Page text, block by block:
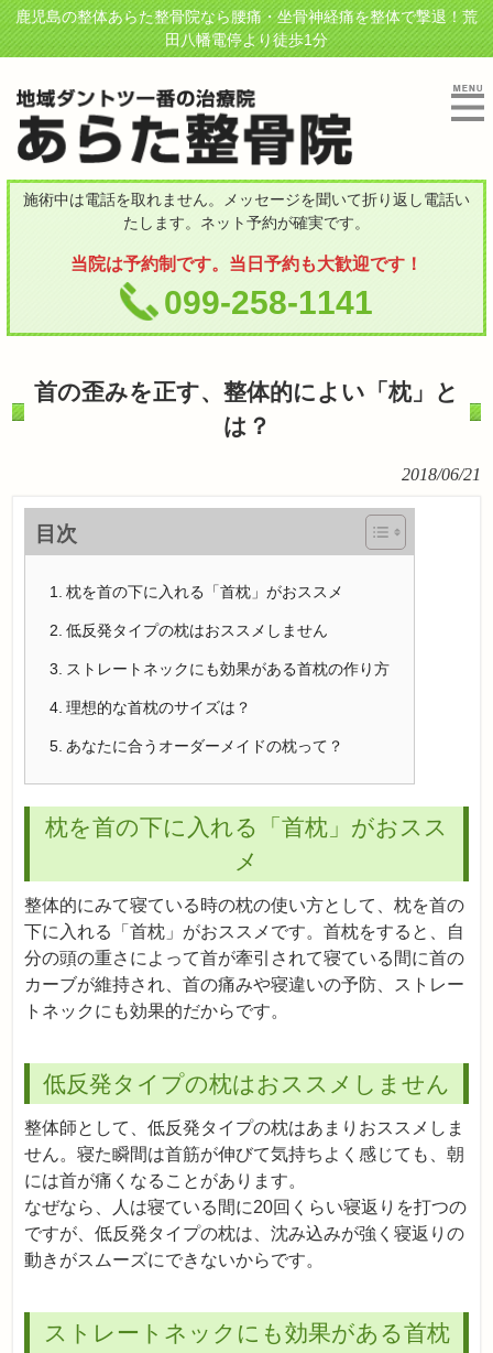
鹿児島の整体あらた整骨院なら腰痛・坐骨神経痛を整体で撃退！荒
田八幡電停より徒歩1分
施術中は電話を取れません。メッセージを聞いて折り返し電話い
たします。ネット予約が確実です。
当院は予約制です。当日予約も大歓迎です！
099-258-1141
首の歪みを正す、整体的によい「枕」と
は？
2018/06/21
目次
枕を首の下に入れる「首枕」がおススメ
低反発タイプの枕はおススメしません
ストレートネックにも効果がある首枕の作り方
理想的な首枕のサイズは？
あなたに合うオーダーメイドの枕って？
枕を首の下に入れる「首枕」がおスス
メ
整体的にみて寝ている時の枕の使い方として、枕を首の
下に入れる「首枕」がおススメです。首枕をすると、自
分の頭の重さによって首が牽引されて寝ている間に首の
カーブが維持され、首の痛みや寝違いの予防、ストレー
トネックにも効果的だからです。
低反発タイプの枕はおススメしません
整体師として、低反発タイプの枕はあまりおススメしま
せん。寝た瞬間は首筋が伸びて気持ちよく感じても、朝
には首が痛くなることがあります。
なぜなら、人は寝ている間に20回くらい寝返りを打つの
ですが、低反発タイプの枕は、沈み込みが強く寝返りの
動きがスムーズにできないからです。
ストレートネックにも効果がある首枕